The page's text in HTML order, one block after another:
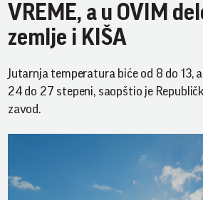
VREME, a u OVIM
zemlje i KIŠA
Jutarnja temperatura biće od 8 do 13,
24 do 27 stepeni, saopštio je
zavod.